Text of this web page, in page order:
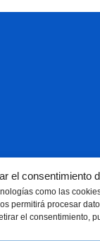
el consentimiento
como las
permitirá procesar
el consentimiento,